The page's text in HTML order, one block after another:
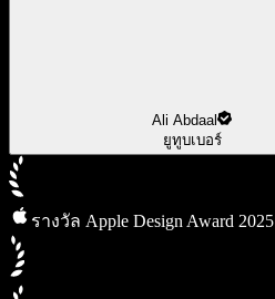
Ali Abdaal
ยูทูบเบอร์
รางวัล Apple Design Award 2025